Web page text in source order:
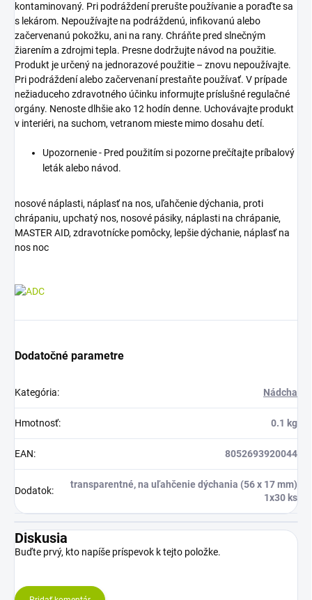
kontaminovaný. Pri podráždení prerušte používanie a poraďte sa
s lekárom. Nepoužívajte na podráždenú, infikovanú alebo
začervenanú pokožku, ani na rany. Chráňte pred slnečným
žiarením a zdrojmi tepla. Presne dodržujte návod na použitie.
Produkt je určený na jednorazové použitie – znovu nepoužívajte.
Pri podráždení alebo začervenaní prestaňte používať. V prípade
nežiaduceho zdravotného účinku informujte príslušné regulačné
orgány. Nenoste dlhšie ako 12 hodín denne. Uchovávajte produkt
v interiéri, na suchom, vetranom mieste mimo dosahu detí.
Upozornenie - Pred použitím si pozorne prečítajte príbalový
leták alebo návod.
nosové náplasti, náplasť na nos, uľahčenie dýchania, proti
chrápaniu, upchatý nos, nosové pásiky, náplasti na chrápanie,
MASTER AID, zdravotnícke pomôcky, lepšie dýchanie, náplasť na
nos noc
Dodatočné parametre
Kategória: Nádcha
Hmotnosť: 0.1 kg
EAN: 8052693920044
Dodatok:
transparentné, na uľahčenie dýchania (56 x 17 mm)
1x30 ks
Diskusia
Buďte prvý, kto napíše príspevok k tejto položke.